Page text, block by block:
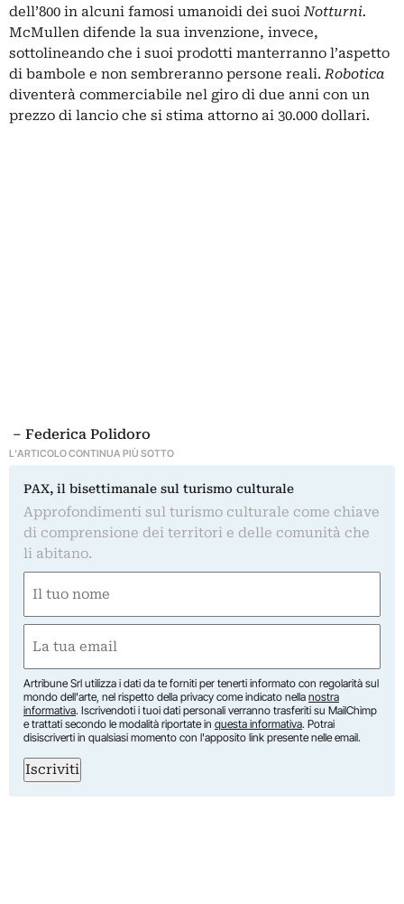
dell’800 in alcuni famosi umanoidi dei suoiNotturni.
McMullen difende la sua invenzione, invece,
sottolineando che i suoi prodotti manterranno l’aspetto
di bambole e non sembreranno persone reali.Robotica
diventerà commerciabile nel giro di due anni con un
prezzo di lancio che si stima attorno ai 30.000 dollari.
– Federica Polidoro
L'ARTICOLO CONTINUA PIÙ SOTTO
PAX, il bisettimanale sul turismo culturale
Approfondimenti sul turismo culturale come chiave
di comprensione dei territori e delle comunità che
li abitano.
(Obbligatorio)
Nome
(Obbligatorio)
Artribune Srl utilizza i dati da te forniti per tenerti informato con regolarità sul
mondo dell'arte, nel rispetto della privacy come indicato nella nostra
informativa. Iscrivendoti i tuoi dati personali verranno trasferiti su MailChimp
e trattati secondo le modalità riportate in questa informativa. Potrai
disiscriverti in qualsiasi momento con l'apposito link presente nelle email.
Iscriviti